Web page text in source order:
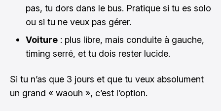
pas, tu dors dans le bus. Pratique si tu es solo
ou si tu ne veux pas gérer.
Voiture : plus libre, mais conduite à gauche,
timing serré, et tu dois rester lucide.
Si tu n’as que 3 jours et que tu veux absolument
un grand « waouh », c’est l’option.